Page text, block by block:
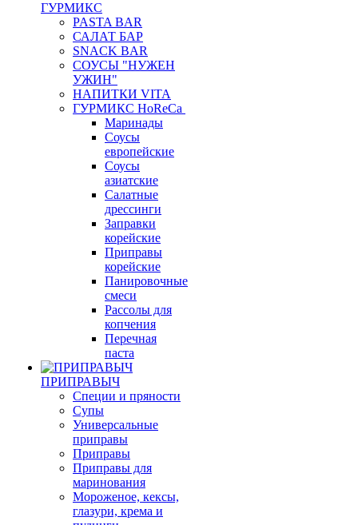
ГУРМИКС
PASTA BAR
САЛАТ БАР
SNACK BAR
СОУСЫ "НУЖЕН
УЖИН"
НАПИТКИ VITA
ГУРМИКС HoReCa
Маринады
Соусы
европейские
Соуcы
азиатские
Салатные
дрессинги
Заправки
корейские
Приправы
корейские
Панировочные
смеси
Рассолы для
копчения
Перечная
паста
ПРИПРАВЫЧ
Специи и пряности
Супы
Универсальные
приправы
Приправы
Приправы для
маринования
Мороженое, кексы,
глазури, крема и